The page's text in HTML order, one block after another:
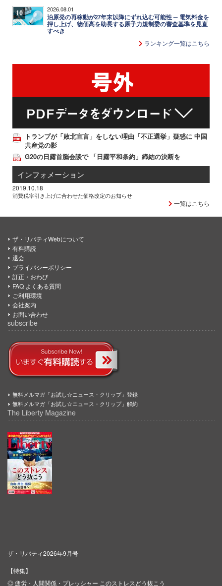
10 2026.08.01
泊原発の再稼動が27年末以降にずれ込む可能性 ─ 電気料金を
押し上げ、物価高を助長する原子力規制委の審査基準を見直
すべき
ランキング一覧はこちら
トランプが「敗北宣言」をしない理由「不正選挙」疑惑に 中国
共産党の影
G20の日露首脳会談で 「日露平和条約」締結の決断を
インフォメーション
2019.10.18
消費税率引き上げに合わせた価格改定のお知らせ
一覧はこちら
ザ・リバティWebについて
有料購読
退会
プライバシーポリシー
訂正・おわび
FAQ よくある質問
ご利用環境
会社案内
お問い合わせ
subscribe
無料メルマガ「お試し☆ニュース・クリップ」登録
無料メルマガ「お試し☆ニュース・クリップ」解約
The Liberty Magazine
ザ・リバティ2026年9月号
【特集】
◎ 疲労・人間関係・プレッシャー このストレスどう抜こう